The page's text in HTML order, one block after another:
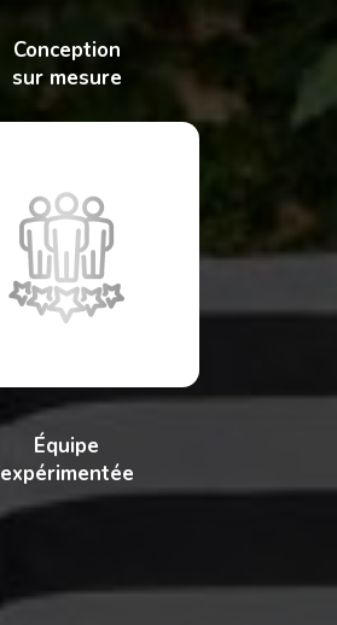
Conception
sur mesure
Équipe
expérimentée